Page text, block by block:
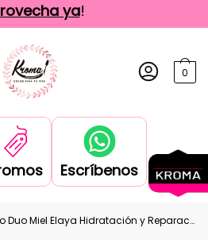
ya!
0
Escríbenos
Duo Miel Elaya Hidratación y Reparación